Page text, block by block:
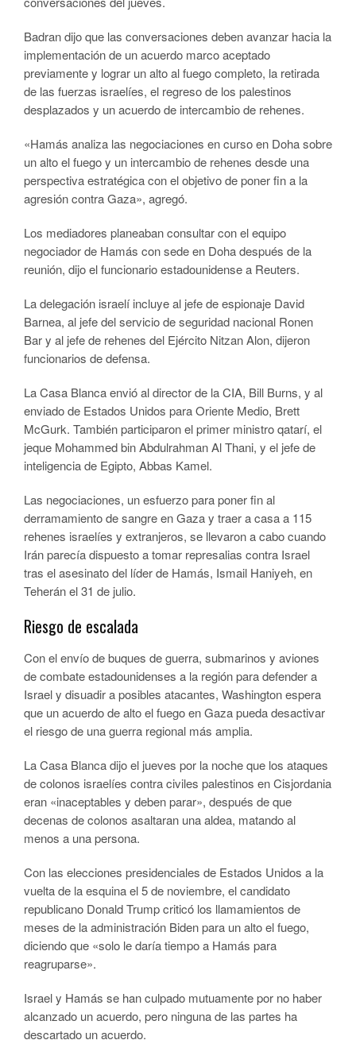
Badran dijo que las conversaciones deben avanzar hacia la
implementación de un acuerdo marco aceptado
previamente y lograr un alto al fuego completo, la retirada
de las fuerzas israelíes, el regreso de los palestinos
desplazados y un acuerdo de intercambio de rehenes.
«Hamás analiza las negociaciones en curso en Doha sobre
un alto el fuego y un intercambio de rehenes desde una
perspectiva estratégica con el objetivo de poner fin a la
agresión contra Gaza», agregó.
Los mediadores planeaban consultar con el equipo
negociador de Hamás con sede en Doha después de la
reunión, dijo el funcionario estadounidense a Reuters.
La delegación israelí incluye al jefe de espionaje David
Barnea, al jefe del servicio de seguridad nacional Ronen
Bar y al jefe de rehenes del Ejército Nitzan Alon, dijeron
funcionarios de defensa.
La Casa Blanca envió al director de la CIA, Bill Burns, y al
enviado de Estados Unidos para Oriente Medio, Brett
McGurk. También participaron el primer ministro qatarí, el
jeque Mohammed bin Abdulrahman Al Thani, y el jefe de
inteligencia de Egipto, Abbas Kamel.
Las negociaciones, un esfuerzo para poner fin al
derramamiento de sangre en Gaza y traer a casa a 115
rehenes israelíes y extranjeros, se llevaron a cabo cuando
Irán parecía dispuesto a tomar represalias contra Israel
tras el asesinato del líder de Hamás, Ismail Haniyeh, en
Teherán el 31 de julio.
Riesgo de escalada
Con el envío de buques de guerra, submarinos y aviones
de combate estadounidenses a la región para defender a
Israel y disuadir a posibles atacantes, Washington espera
que un acuerdo de alto el fuego en Gaza pueda desactivar
el riesgo de una guerra regional más amplia.
La Casa Blanca dijo el jueves por la noche que los ataques
de colonos israelíes contra civiles palestinos en Cisjordania
eran «inaceptables y deben parar», después de que
decenas de colonos asaltaran una aldea, matando al
menos a una persona.
Con las elecciones presidenciales de Estados Unidos a la
vuelta de la esquina el 5 de noviembre, el candidato
republicano Donald Trump criticó los llamamientos de
meses de la administración Biden para un alto el fuego,
diciendo que «solo le daría tiempo a Hamás para
reagruparse».
Israel y Hamás se han culpado mutuamente por no haber
alcanzado un acuerdo, pero ninguna de las partes ha
descartado un acuerdo.